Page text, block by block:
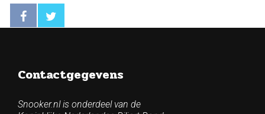
Contactgegevens
Snooker.nl is onderdeel van de